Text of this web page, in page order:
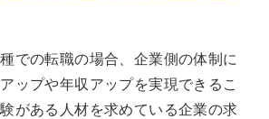
での転職の場合、企業側の体制に
ップや年収アップを実現できるこ
がある人材を求めている企業の求